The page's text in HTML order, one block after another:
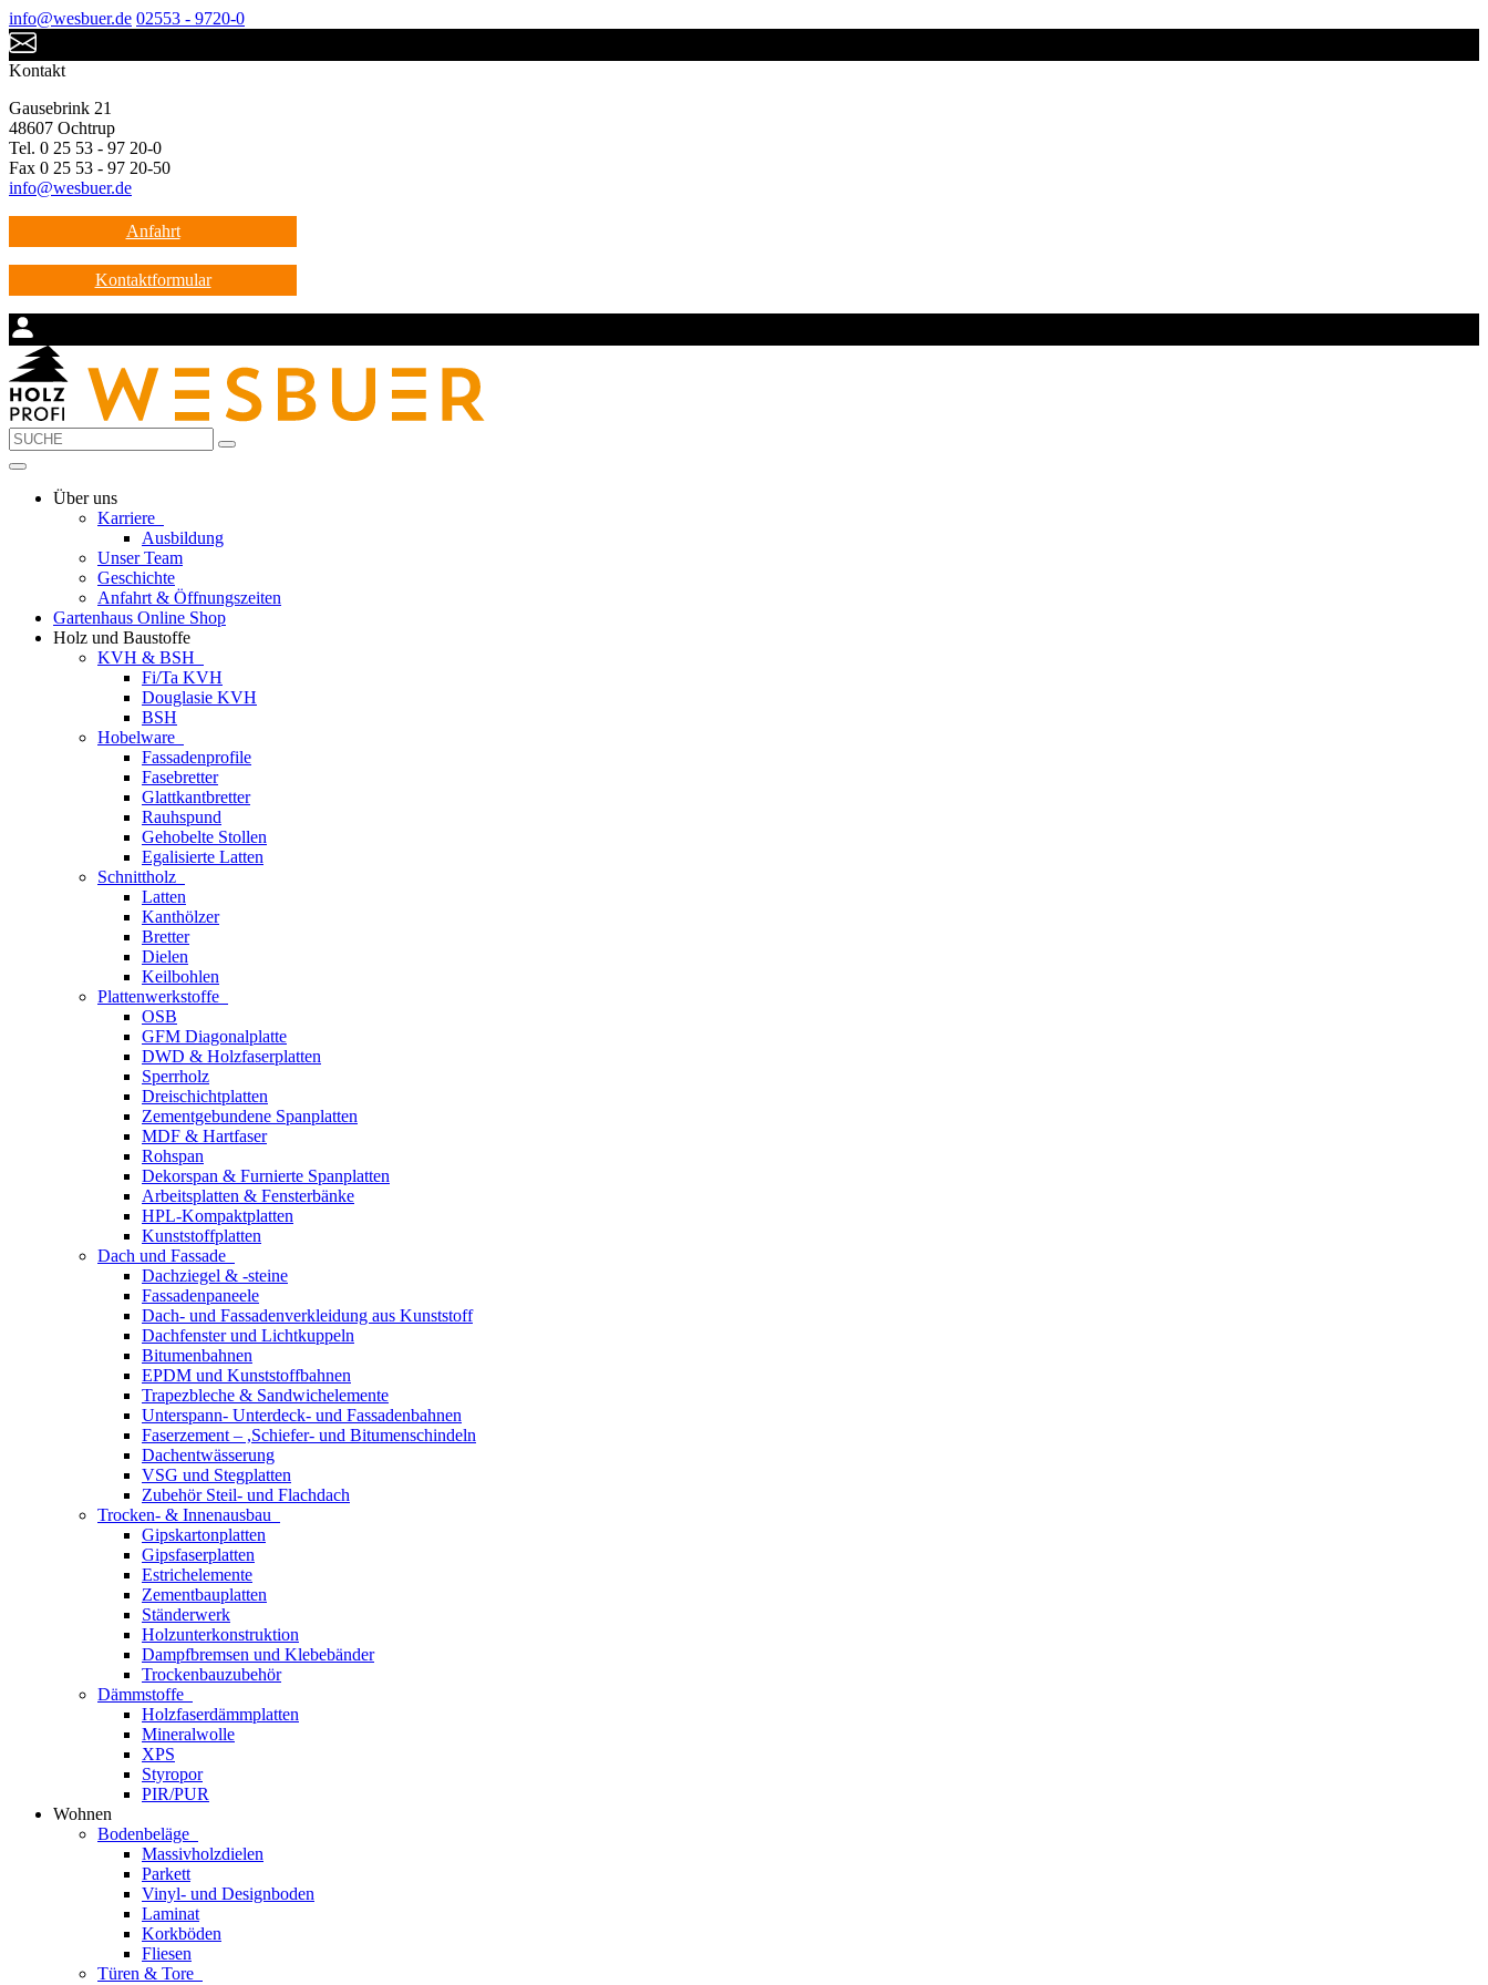
info@wesbuer.de 02553 - 9720-0
Kontakt
Gausebrink 21
48607 Ochtrup
Tel. 0 25 53 - 97 20-0
Fax 0 25 53 - 97 20-50
info@wesbuer.de
Anfahrt
Kontaktformular
Über uns
Karriere
Ausbildung
Unser Team
Geschichte
Anfahrt & Öffnungszeiten
Gartenhaus Online Shop
Holz und Baustoffe
KVH & BSH
Fi/Ta KVH
Douglasie KVH
BSH
Hobelware
Fassadenprofile
Fasebretter
Glattkantbretter
Rauhspund
Gehobelte Stollen
Egalisierte Latten
Schnittholz
Latten
Kanthölzer
Bretter
Dielen
Keilbohlen
Plattenwerkstoffe
OSB
GFM Diagonalplatte
DWD & Holzfaserplatten
Sperrholz
Dreischichtplatten
Zementgebundene Spanplatten
MDF & Hartfaser
Rohspan
Dekorspan & Furnierte Spanplatten
Arbeitsplatten & Fensterbänke
HPL-Kompaktplatten
Kunststoffplatten
Dach und Fassade
Dachziegel & -steine
Fassadenpaneele
Dach- und Fassadenverkleidung aus Kunststoff
Dachfenster und Lichtkuppeln
Bitumenbahnen
EPDM und Kunststoffbahnen
Trapezbleche & Sandwichelemente
Unterspann- Unterdeck- und Fassadenbahnen
Faserzement – ,Schiefer- und Bitumenschindeln
Dachentwässerung
VSG und Stegplatten
Zubehör Steil- und Flachdach
Trocken- & Innenausbau
Gipskartonplatten
Gipsfaserplatten
Estrichelemente
Zementbauplatten
Ständerwerk
Holzunterkonstruktion
Dampfbremsen und Klebebänder
Trockenbauzubehör
Dämmstoffe
Holzfaserdämmplatten
Mineralwolle
XPS
Styropor
PIR/PUR
Wohnen
Bodenbeläge
Massivholzdielen
Parkett
Vinyl- und Designboden
Laminat
Korkböden
Fliesen
Türen & Tore